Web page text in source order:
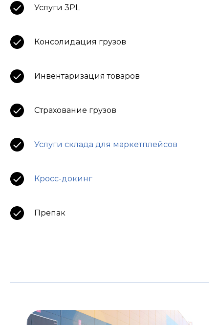
Услуги 3PL
Консолидация грузов
Инвентаризация товаров
Страхование грузов
Услуги склада для маркетплейсов
Кросс-докинг
Препак